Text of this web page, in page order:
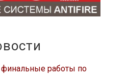
финальные работы по